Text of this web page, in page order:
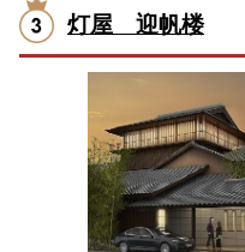
灯屋 迎帆楼